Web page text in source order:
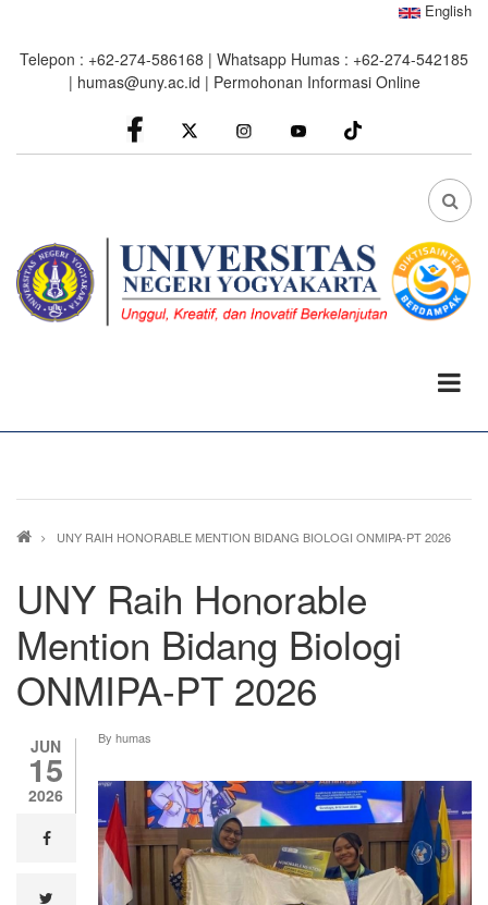
main
English
Telepon : +62-274-586168 | Whatsapp Humas : +62-274-542185
| humas@uny.ac.id | Permohonan Informasi Online
facebook
Instagram youtube
FA
Breadcrumb
UNY RAIH HONORABLE MENTION BIDANG BIOLOGI ONMIPA-PT 2026
UNY Raih Honorable
Mention Bidang Biologi
ONMIPA-PT 2026
JUN
15
2026
0%
facebook
By humas